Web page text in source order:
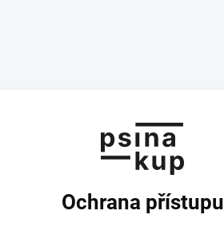
Ochrana přístupu